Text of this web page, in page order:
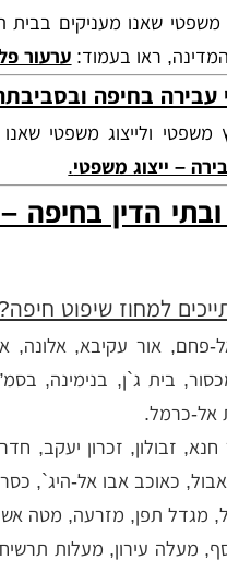
משפטי שאנו מעניקים
ראו בעמוד: ערעור
עבירה בחיפה
משפטי ולייצוג משפטי
– ייצוג משפטי.
הדין בחיפה –
למחוז שיפוט
פחם, אור עקיבא, אלונה,
בית ג`ן, בנימינה,
אל-כרמל.
זבולון, זכרון יעקב,
כאוכב אבו אל-היג`,
מגדל תפן, מזרעה, מטה
מעלה עירון, מעלות